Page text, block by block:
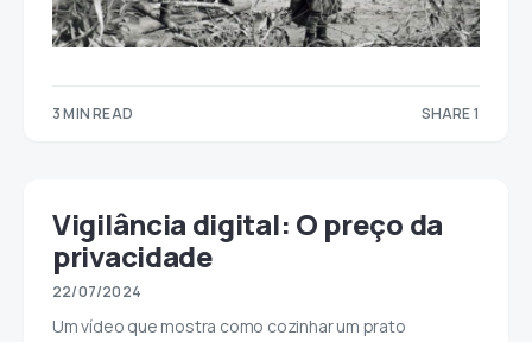
3 MIN READ SHARE 1
Vigilância digital: O preço da
privacidade
22/07/2024
Um vídeo que mostra como cozinhar um prato